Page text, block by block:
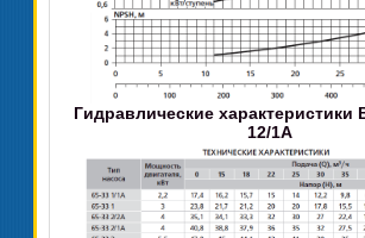
Гидравлические характеристики
12/1А